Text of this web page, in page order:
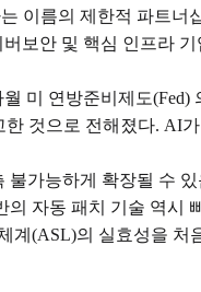
이름의 제한적 파트
보안 및 핵심 인프라
미 연방준비제도
것으로 전해졌다. AI
가능하게 확장될 수
자동 패치 기술 역
(ASL)의 실효성을